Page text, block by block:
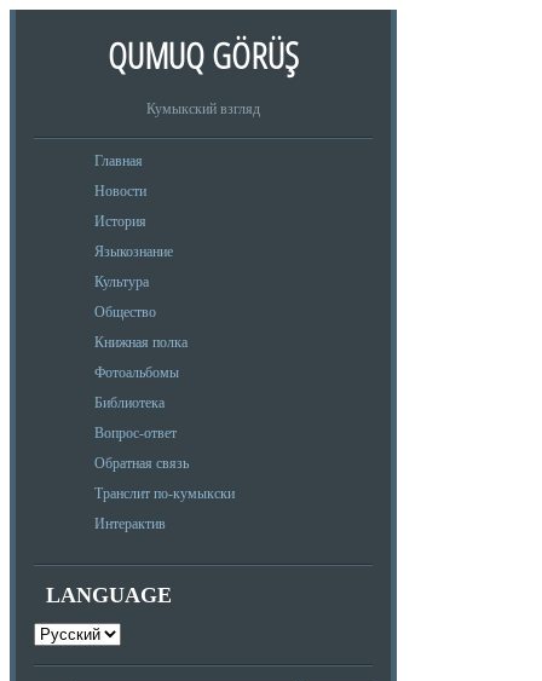
QUMUQ GÖRÜŞ
Кумыкский взгляд
Главная
Новости
История
Языкознание
Культура
Общество
Книжная полка
Фотоальбомы
Библиотека
Вопрос-ответ
Обратная связь
Транслит по-кумыкски
Интерактив
LANGUAGE